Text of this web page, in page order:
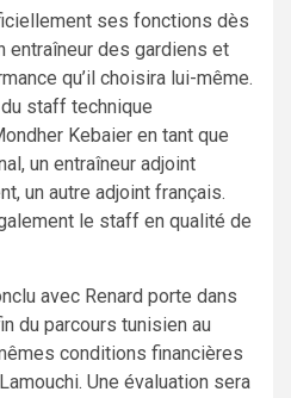
ses fonctions dès
entraîneur des gardiens et
qu’il choisira lui-même.
staff technique
Kebaier en tant que
un entraîneur adjoint
un autre adjoint français.
le staff en qualité de
avec Renard porte dans
du parcours tunisien au
conditions financières
Une évaluation sera